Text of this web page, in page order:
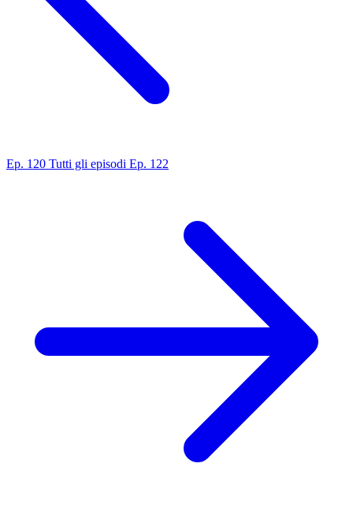
Ep. 120 Tutti gli episodi Ep. 122